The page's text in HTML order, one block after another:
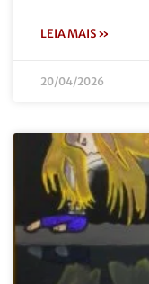
LEIA MAIS »
20/04/2026